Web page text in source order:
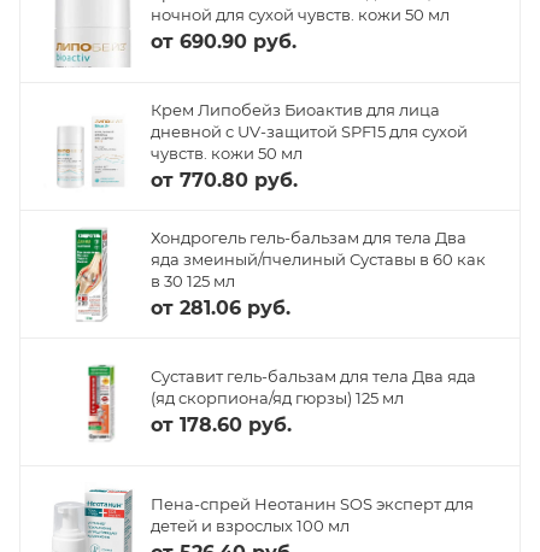
ночной для сухой чувств. кожи 50 мл
от 690.90 руб.
Крем Липобейз Биоактив для лица
дневной с UV-защитой SPF15 для сухой
чувств. кожи 50 мл
от 770.80 руб.
Хондрогель гель-бальзам для тела Два
яда змеиный/пчелиный Суставы в 60 как
в 30 125 мл
от 281.06 руб.
Суставит гель-бальзам для тела Два яда
(яд скорпиона/яд гюрзы) 125 мл
от 178.60 руб.
Пена-спрей Неотанин SOS эксперт для
детей и взрослых 100 мл